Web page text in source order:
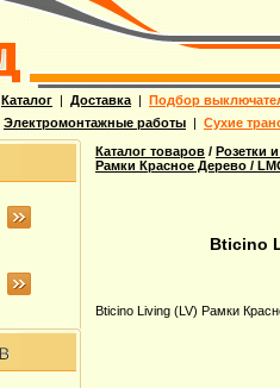
Каталог | Доставка | Подбор
Электромонтажные работы | Сухие
Каталог товаров / Розетки
Рамки Красное Дерево /
Bticino
Bticino Living (LV) Рамки